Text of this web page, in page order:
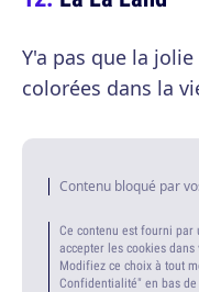
Y'a pas que la
colorées dans la
Contenu bloqué par
Ce contenu est fourni par
accepter les cookies
Modifiez ce choix à tout
Confidentialité" en bas de